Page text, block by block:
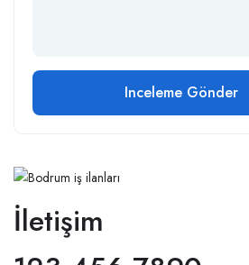
İletişim